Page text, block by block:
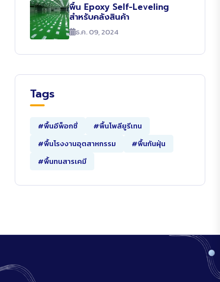
พื้น Epoxy Self-Leveling
สำหรับคลังสินค้า
ธ.ค. 09, 2024
Tags
#พื้นอีพ็อกซี่
#พื้นโพลียูรีเทน
#พื้นโรงงานอุตสาหกรรม
#พื้นกันฝุ่น
#พื้นทนสารเคมี